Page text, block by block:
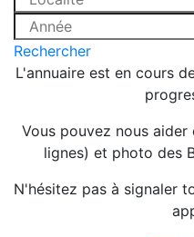
Rechercher
L'annuaire est en cours
Vous pouvez nous
lignes) et photo des
N'hésitez pas à signaler